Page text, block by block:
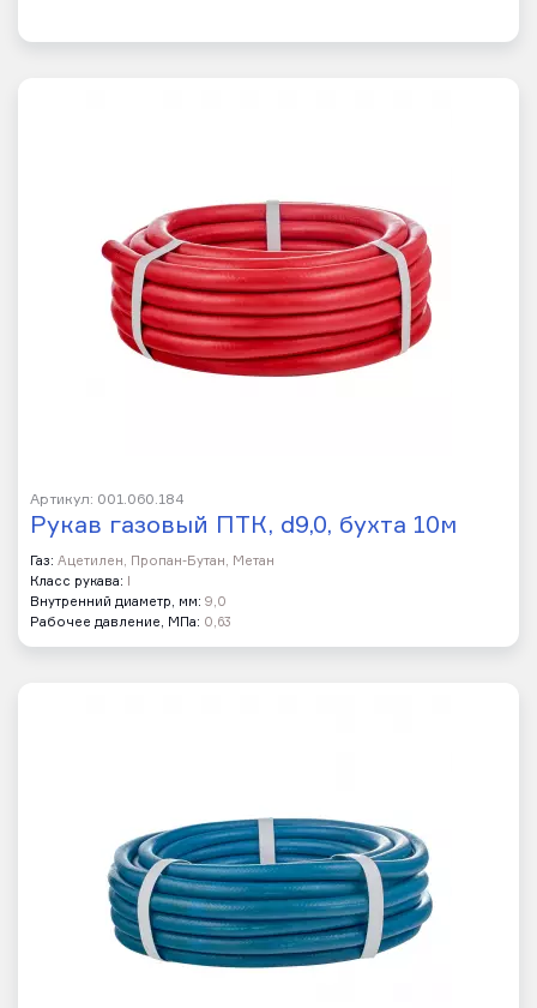
Артикул: 001.060.184
Рукав газовый ПТК, d9,0, бухта 10м
Газ: Ацетилен, Пропан-Бутан, Метан
Класс рукава:
Внутренний диаметр, мм: 9,0
Рабочее давление, МПа: 0,63